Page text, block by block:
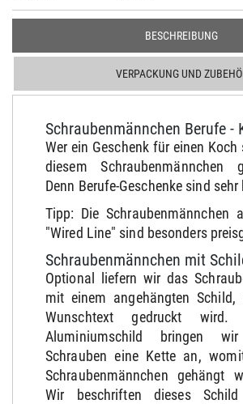
BESCHREIBUNG
VERPACKUNG UND
Schraubenmännchen Berufe -
Wer ein Geschenk für einen
diesem Schraubenmännchen
Denn Berufe-Geschenke sind
Tipp: Die Schraubenmännchen
"Wired Line" sind besonders
Schraubenmännchen mit
Optional liefern wir das
mit einem angehängten
Wunschtext gedruckt
Aluminiumschild bringen
Schrauben eine Kette an,
Schraubenmännchen gehängt
Wir beschriften dieses